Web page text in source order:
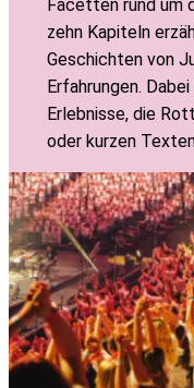
Facetten rund um
zehn Kapiteln
Geschichten von
Erfahrungen.
Erlebnisse, die
oder kurzen